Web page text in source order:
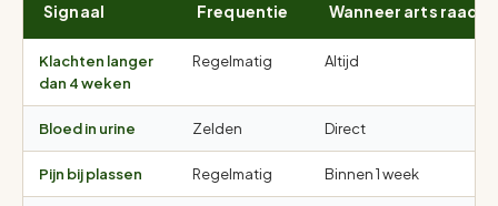
Signaal Frequentie Wanneer arts
Klachten langer
dan 4 weken
Regelmatig Altijd
Bloed in urine Zelden Direct
Pijn bij plassen Regelmatig Binnen 1 week